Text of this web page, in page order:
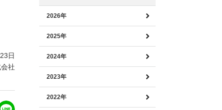
日
社
2026年
2025年
2024年
2023年
2022年